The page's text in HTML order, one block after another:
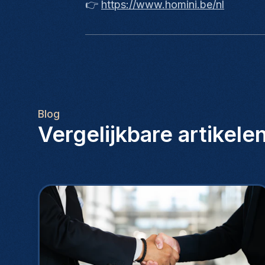
👉 https://www.homini.be/nl
Blog
Vergelijkbare